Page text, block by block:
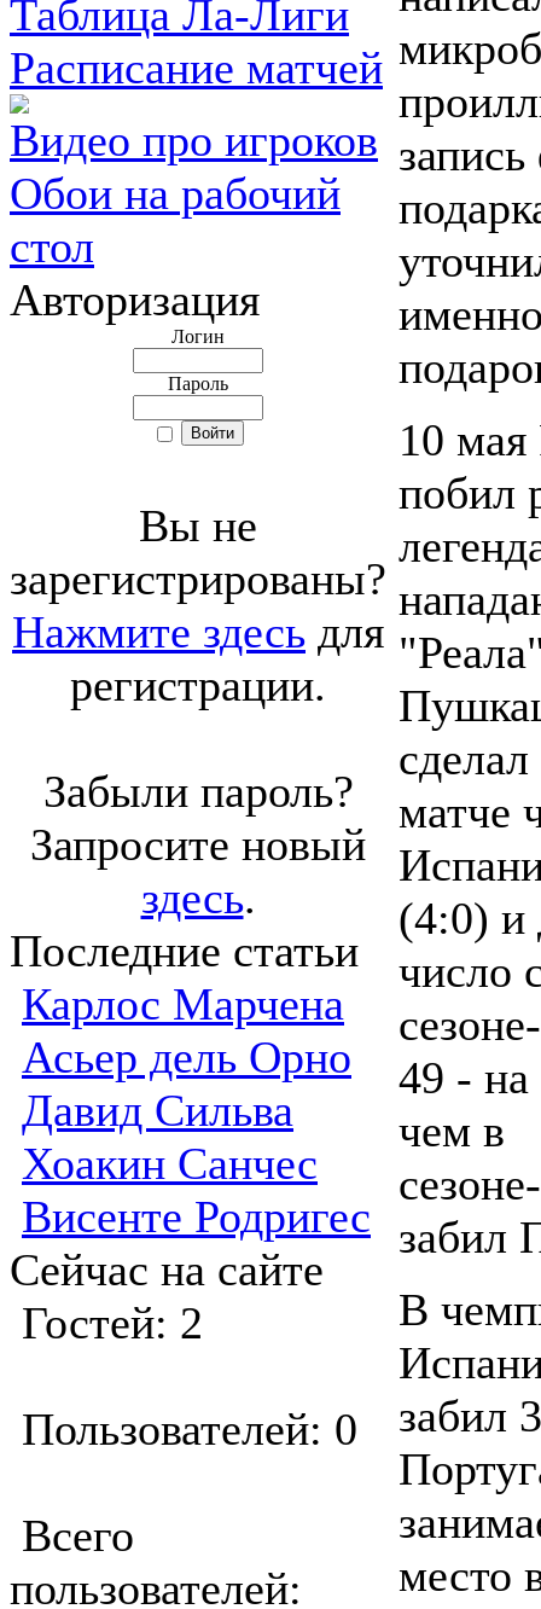
Таблица Ла-Лиги
Расписание матчей
Видео про игроков
Обои на рабочий
стол
Авторизация
Логин
Пароль
Вы не
зарегистрированы?
Нажмите здесь для
регистрации.
Забыли пароль?
Запросите новый
здесь.
Последние статьи
Карлос Марчена
Асьер дель Орно
Давид Сильва
Хоакин Санчес
Висенте Родригес
Сейчас на сайте
Гостей: 2
Пользователей: 0
Всего
пользователей:
10 мая
побил
матче
(4:0) и
число
49 - на
чем в
забил
В
забил
место